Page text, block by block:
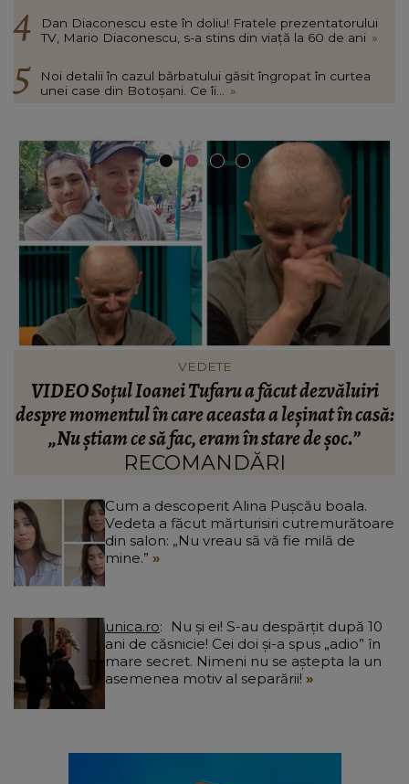
Dan Diaconescu este în doliu! Fratele prezentatorului
TV, Mario Diaconescu, s-a stins din viață la 60 de ani »
Noi detalii în cazul bărbatului găsit îngropat în curtea
unei case din Botoșani. Ce îi...
»
VEDETE
Cătălin Crișan dezvăluie motivul despărțirii de
Camelia Tabără. Ce a spus artistul despre
standardele fostei partenere: „Nu pot să...”
RECOMANDĂRI
Cum a descoperit Alina Pușcău boala.
Vedeta a făcut mărturisiri cutremurătoare
din salon: „Nu vreau să vă fie milă de
mine.”
unica.ro
ani de căsnicie! Cei doi și-a spus „adio” în
mare secret. Nimeni nu se aștepta la un
asemenea motiv al separării!